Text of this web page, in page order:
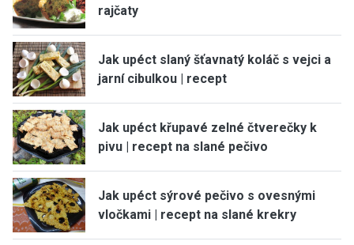
rajčaty
Jak upéct slaný šťavnatý koláč s vejci a
jarní cibulkou | recept
Jak upéct křupavé zelné čtverečky k
pivu | recept na slané pečivo
Jak upéct sýrové pečivo s ovesnými
vločkami | recept na slané krekry